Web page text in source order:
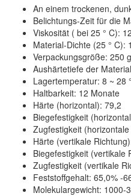
An einem trockenen,
Belichtungs-Zeit für die
Viskosität ( bei 25 ° C):
Material-Dichte (25 ° C):
Verpackungsgröße: 250
Aushärtetiefe der
Lagertemperatur: 8 ~ 28
Haltbarkeit: 12 Monate
Härte (horizontal): 79,2
Biegefestigkeit
Zugfestigkeit
Härte (vertikale
Biegefestigkeit (vertikale
Zugfestigkeit (vertikale
Feststoffgehalt: 65,0% -
Molekulargewicht: 1000-